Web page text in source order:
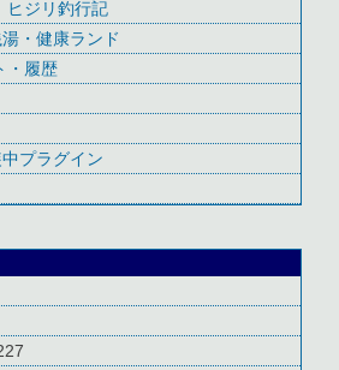
ジリ釣行記
・健康ランド
・履歴
プラグイン